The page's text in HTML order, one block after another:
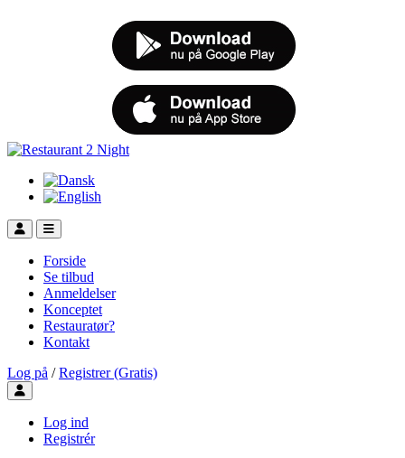
Forside
Se tilbud
Anmeldelser
Konceptet
Restauratør?
Kontakt
Log på / Registrer (Gratis)
Toggle user menu
Log ind
Registrér